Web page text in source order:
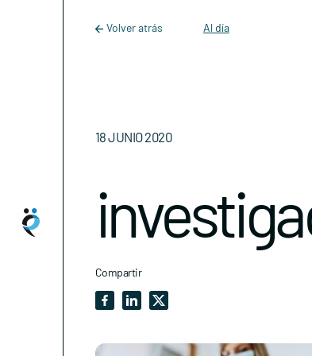
Main Navigation
Volver atrás Al día
18 JUNIO 2020
Compartir